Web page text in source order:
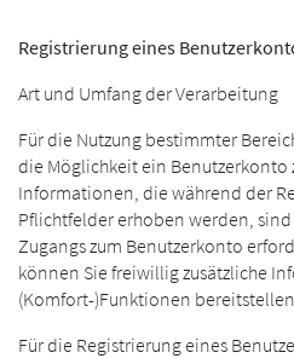
Registrierung eines
Art und Umfang der Verarbeitung
Für die Nutzung bestimmter
die Möglichkeit ein Benutzerkonto
Informationen, die während der
Pflichtfelder erhoben werden,
Zugangs zum Benutzerkonto
können Sie freiwillig zusätzliche
(Komfort-)Funktionen
Für die Registrierung eines